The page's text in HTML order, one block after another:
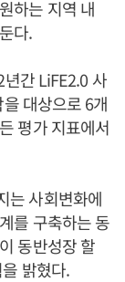
하는 지역 내
다.
간 LiFE2.0 사
대상으로 6개
평가 지표에서
는 사회변화에
를 구축하는 동
동반성장 할
밝혔다.